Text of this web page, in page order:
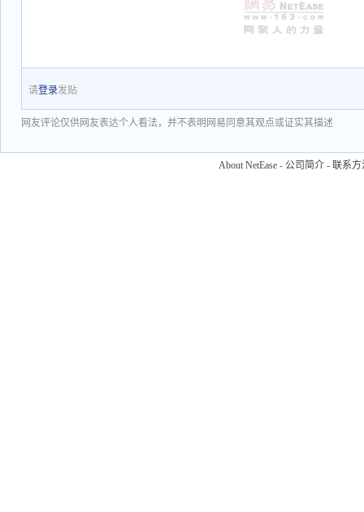
请登录发贴
网友评论仅供网友表达个人看法，并不表明网易同意其观点或证实其描述
About NetEase - 公司简介 - 联系方